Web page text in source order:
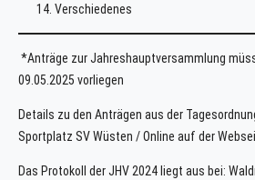
Verschiedenes
*Anträge zur Jahreshauptversammlung
09.05.2025 vorliegen
Details zu den Anträgen aus der
Sportplatz SV Wüsten / Online auf der
Das Protokoll der JHV 2024 liegt aus bei: